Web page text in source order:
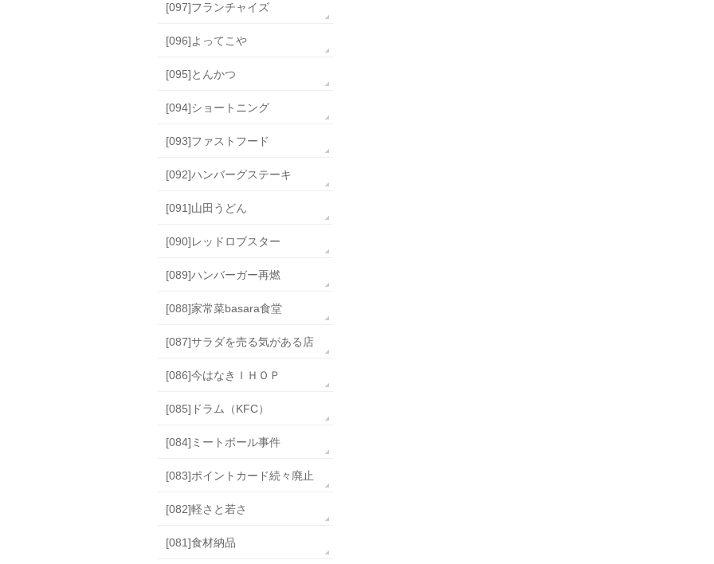
[097]フランチャイズ
[096]よってこや
[095]とんかつ
[094]ショートニング
[093]ファストフード
[092]ハンバーグステーキ
[091]山田うどん
[090]レッドロブスター
[089]ハンバーガー再燃
[088]家常菜basara食堂
[087]サラダを売る気がある店
[086]今はなきＩＨＯＰ
[085]ドラム（KFC）
[084]ミートボール事件
[083]ポイントカード続々廃止
[082]軽さと若さ
[081]食材納品